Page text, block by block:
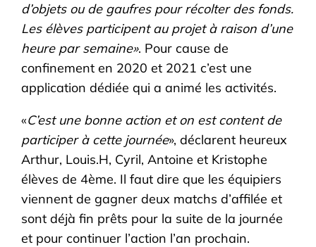
d’objets ou de gaufres pour récolter des fonds.
Les élèves participent au projet à raison d’une
heure par semaine». Pour cause de
confinement en 2020 et 2021 c’est une
application dédiée qui a animé les activités.
«C’est une bonne action et on est content de
participer à cette journée», déclarent heureux
Arthur, Louis.H, Cyril, Antoine et Kristophe
élèves de 4ème. Il faut dire que les équipiers
viennent de gagner deux matchs d’affilée et
sont déjà fin prêts pour la suite de la journée
et pour continuer l’action l’an prochain.